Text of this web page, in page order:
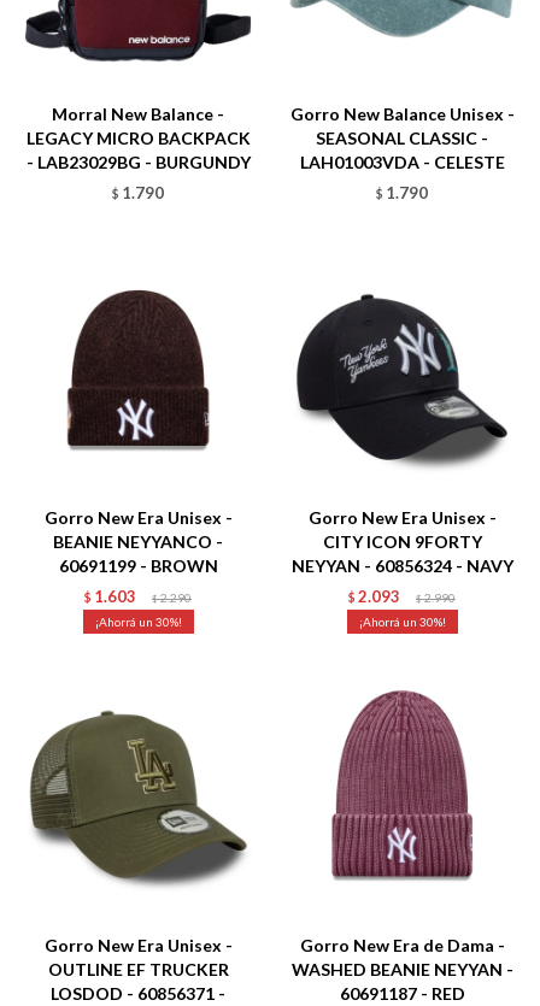
Morral New Balance -
LEGACY MICRO BACKPACK
- LAB23029BG - BURGUNDY
$ 1.790
Talle
Gorro New Balance Unisex -
SEASONAL CLASSIC -
LAH01003VDA - CELESTE
$ 1.790
Gorro New Era Unisex -
BEANIE NEYYANCO -
60691199 - BROWN
$ 1.603 $ 2.290
30
Gorro New Era Unisex -
CITY ICON 9FORTY
NEYYAN - 60856324 - NAVY
$ 2.093 $ 2.990
30
Gorro New Era Unisex -
OUTLINE EF TRUCKER
LOSDOD - 60856371 -
Gorro New Era de Dama -
WASHED BEANIE NEYYAN -
60691187 - RED